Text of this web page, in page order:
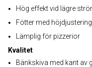
Hög effekt vid lägre
Fötter med höjdjustering
Lämplig för pizzerior
Kvalitet
Bänkskiva med kant av